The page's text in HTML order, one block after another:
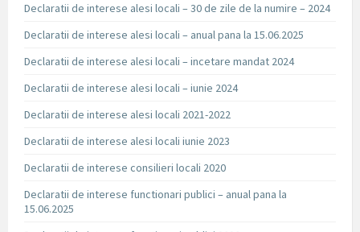
Declaratii de interese alesi locali – 30 de zile de la numire – 2024
Declaratii de interese alesi locali – anual pana la 15.06.2025
Declaratii de interese alesi locali – incetare mandat 2024
Declaratii de interese alesi locali – iunie 2024
Declaratii de interese alesi locali 2021-2022
Declaratii de interese alesi locali iunie 2023
Declaratii de interese consilieri locali 2020
Declaratii de interese functionari publici – anual pana la
15.06.2025